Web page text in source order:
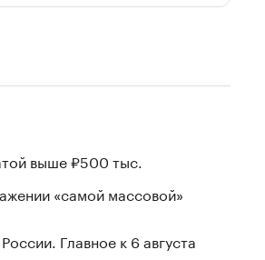
выше ₽500 тыс.
«самой массовой»
Главное к 6 августа